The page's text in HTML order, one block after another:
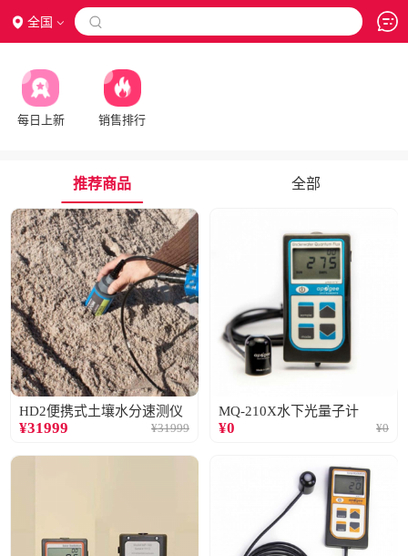
全国 
每日上新 销售排行
推荐商品 全部
HD2便携式土壤水分速测仪
¥31999 ¥31999
MQ-210X水下光量子计
¥0 ¥0